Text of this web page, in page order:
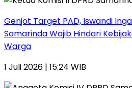
Genjot Target PAD, Iswandi
Samarinda Wajib Hindari
Warga
1 Juli 2026 | 15:24 WIB